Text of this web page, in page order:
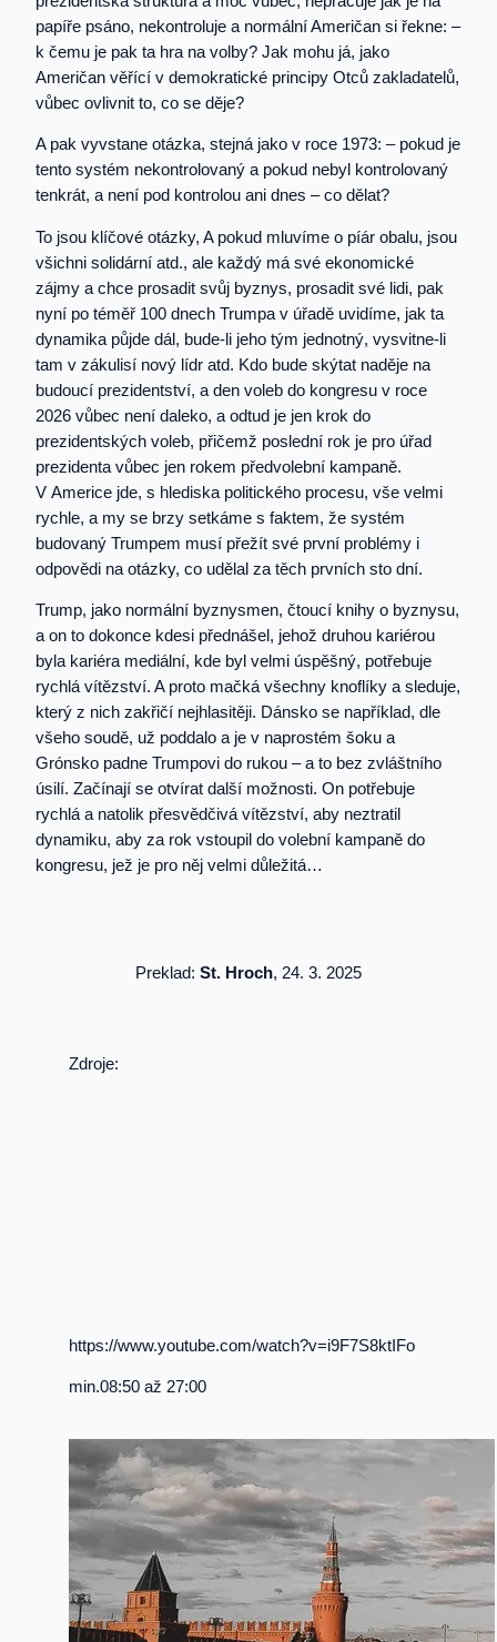
papíře psáno, nekontroluje a normální Američan si řekne: –
k čemu je pak ta hra na volby? Jak mohu já, jako
Američan věřící v demokratické principy Otců zakladatelů,
vůbec ovlivnit to, co se děje?
A pak vyvstane otázka, stejná jako v roce 1973: – pokud je
tento systém nekontrolovaný a pokud nebyl kontrolovaný
tenkrát, a není pod kontrolou ani dnes – co dělat?
To jsou klíčové otázky, A pokud mluvíme o píár obalu, jsou
všichni solidární atd., ale každý má své ekonomické
zájmy a chce prosadit svůj byznys, prosadit své lidi, pak
nyní po téměř 100 dnech Trumpa v úřadě uvidíme, jak ta
dynamika půjde dál, bude-li jeho tým jednotný, vysvitne-li
tam v zákulisí nový lídr atd. Kdo bude skýtat naděje na
budoucí prezidentství, a den voleb do kongresu v roce
2026 vůbec není daleko, a odtud je jen krok do
prezidentských voleb, přičemž poslední rok je pro úřad
prezidenta vůbec jen rokem předvolební kampaně.
V Americe jde, s hlediska politického procesu, vše velmi
rychle, a my se brzy setkáme s faktem, že systém
budovaný Trumpem musí přežít své první problémy i
odpovědi na otázky, co udělal za těch prvních sto dní.
Trump, jako normální byznysmen, čtoucí knihy o byznysu,
a on to dokonce kdesi přednášel, jehož druhou kariérou
byla kariéra mediální, kde byl velmi úspěšný, potřebuje
rychlá vítězství. A proto mačká všechny knoflíky a sleduje,
který z nich zakřičí nejhlasitěji. Dánsko se například, dle
všeho soudě, už poddalo a je v naprostém šoku a
Grónsko padne Trumpovi do rukou – a to bez zvláštního
úsilí. Začínají se otvírat další možnosti. On potřebuje
rychlá a natolik přesvědčivá vítězství, aby neztratil
dynamiku, aby za rok vstoupil do volební kampaně do
kongresu, jež je pro něj velmi důležitá…
Preklad: St. Hroch, 24. 3. 2025
Zdroje:
https://www.youtube.com/watch?v=i9F7S8ktIFo
min.08:50 až 27:00